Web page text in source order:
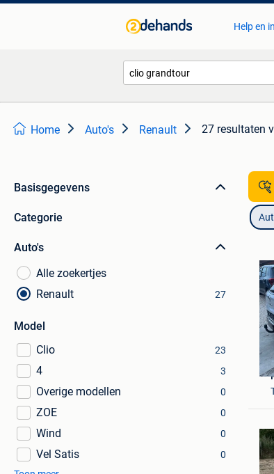
Help en
Home Auto's Renault 27 resultaten
Basisgegevens
Categorie
Auto's
Alle zoekertjes
Renault
27
Model
Clio
23
4 3
Overige modellen 0
ZOE 0
Wind 0
Vel Satis
0